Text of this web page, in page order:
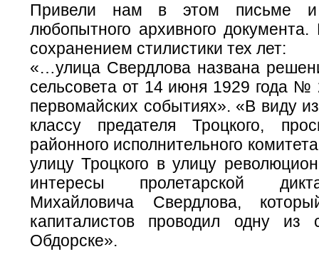
Привели нам в этом письме
любопытного архивного
сохранением стилистики тех лет:
«…улица Свердлова названа
сельсовета от 14 июня 1929 года
первомайских событиях». «В виду
классу предателя Троцкого,
районного исполнительного
улицу Троцкого в улицу
интересы пролетарской
Михайловича Свердлова,
капиталистов проводил одну из
Обдорске».